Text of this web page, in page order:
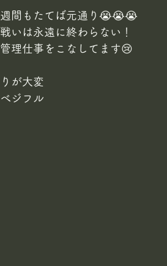
週間もたてば元通り😭😭😭
いは永遠に終わらない！
理仕事をこなしてます😢
が大変
ジフル